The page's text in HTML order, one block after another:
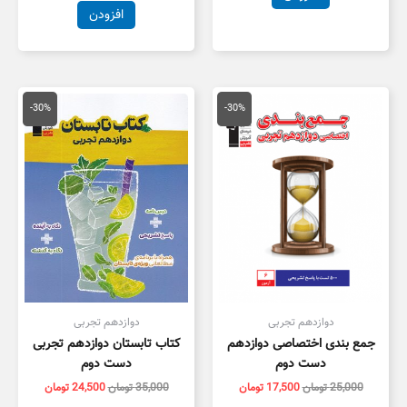
افزودن
-30%
دوازدهم تجربی
جمع بندی اختصاصی دوازدهم
دست دوم
25,000تومان
اصلی
25,000 تومان
بود.
17,500 تومان
قیمت
فعلی
-30%
دوازدهم تجربی
کتاب تابستان دوازدهم تجربی
دست دوم
35,000تومان
35,000 تومان
بود.
24,500تومان
قیمت
فعلی
است.